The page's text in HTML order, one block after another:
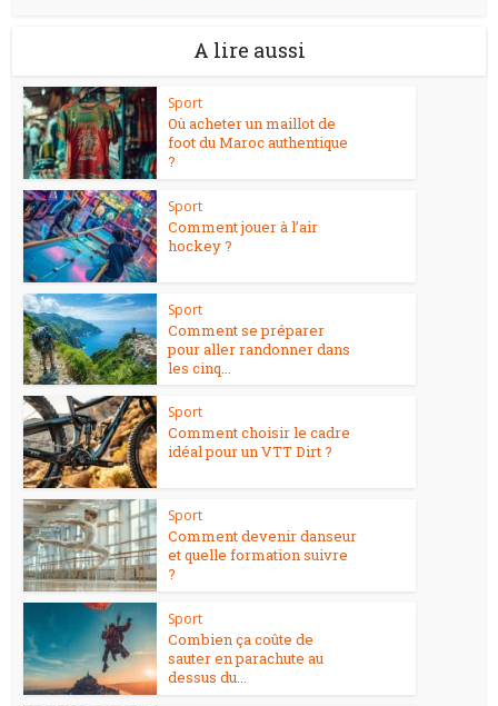
A lire aussi
Sport
Où acheter un maillot de
foot du Maroc authentique
?
Sport
Comment jouer à l’air
hockey ?
Sport
Comment se préparer
pour aller randonner dans
les cinq...
Sport
Comment choisir le cadre
idéal pour un VTT Dirt ?
Sport
Comment devenir danseur
et quelle formation suivre
?
Sport
Combien ça coûte de
sauter en parachute au
dessus du...